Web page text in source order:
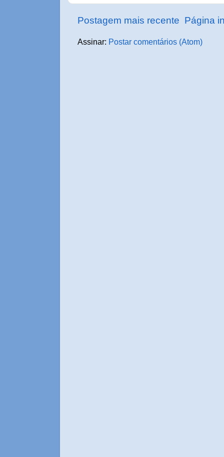
Postagem mais recente Página
Assinar: Postar comentários (Atom)